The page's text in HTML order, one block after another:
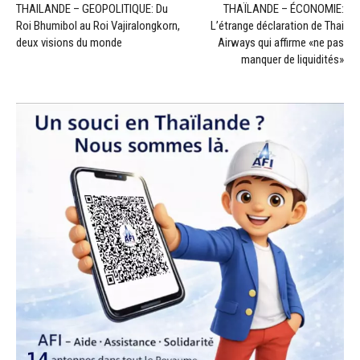
THAILANDE – GEOPOLITIQUE: Du
Roi Bhumibol au Roi Vajiralongkorn,
deux visions du monde
THAÏLANDE – ÉCONOMIE:
L’étrange déclaration de Thai
Airways qui affirme «ne pas
manquer de liquidités»